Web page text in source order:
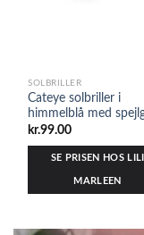
SOLBRILLER
Cateye solbriller i
himmelblå med
kr.99.00
SE PRISEN HOS LILI
MARLEEN